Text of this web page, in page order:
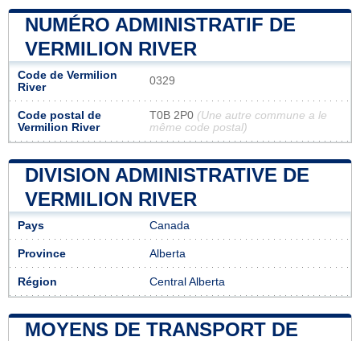
NUMÉRO ADMINISTRATIF DE
VERMILION RIVER
Code de Vermilion
River
0329
Code postal de
Vermilion River
T0B 2P0 (Une autre commune a le
même code postal)
DIVISION ADMINISTRATIVE DE
VERMILION RIVER
Pays Canada
Province Alberta
Région Central Alberta
MOYENS DE TRANSPORT DE